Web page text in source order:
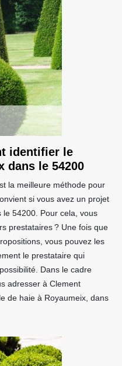
identifier le
dans le 54200
la meilleure méthode pour
si vous avez un projet
54200. Pour cela, vous
prestataires ? Une fois que
vous pouvez les
le prestataire qui
Dans le cadre
adresser à Clement
de haie à Royaumeix, dans